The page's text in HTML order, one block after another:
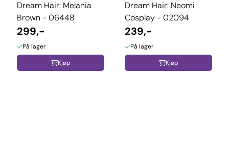
Dream Hair: Melania
Brown - 06448
299,-
På lager
Kjøp
Dream Hair: Neomi
Cosplay - 02094
239,-
På lager
Kjøp